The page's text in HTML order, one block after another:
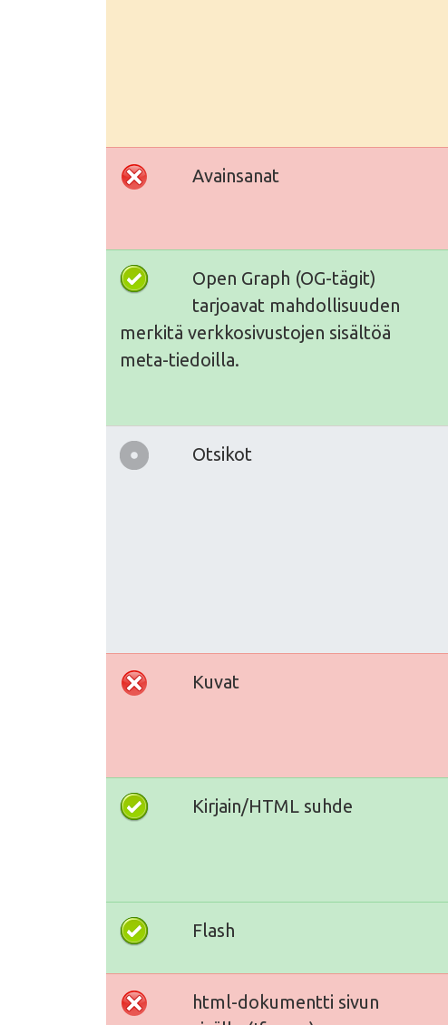
Avainsanat
Open Graph (OG-tägit)
tarjoavat mahdollisuuden
merkitä verkkosivustojen sisältöä
meta-tiedoilla.
Otsikot
Kuvat
Kirjain/HTML suhde
Flash
html-dokumentti sivun